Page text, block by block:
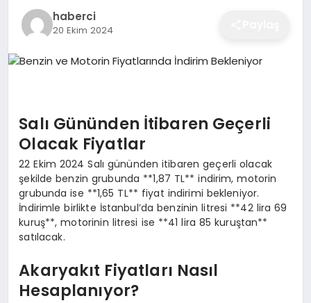
EĞITIM
SAĞLIK
SPOR
YAŞAM
DIĞER
haberci
20 Ekim 2024
Salı Gününden İtibaren Geçerli
Olacak Fiyatlar
22 Ekim 2024 Salı gününden itibaren geçerli olacak
şekilde benzin grubunda **1,87 TL** indirim, motorin
grubunda ise **1,65 TL** fiyat indirimi bekleniyor.
İndirimle birlikte İstanbul’da benzinin litresi **42 lira 69
kuruş**, motorinin litresi ise **41 lira 85 kuruştan**
satılacak.
Akaryakıt Fiyatları Nasıl
Hesaplanıyor?